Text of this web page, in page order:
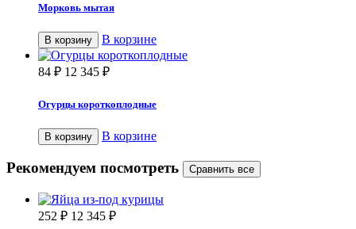
Морковь мытая
В корзину В корзине
84 ₽ 12 345 ₽
Огурцы короткоплодные
В корзину В корзине
Рекомендуем посмотреть
252 ₽ 12 345 ₽